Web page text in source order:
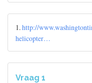
1.http://
helicopter…
Vraag 1